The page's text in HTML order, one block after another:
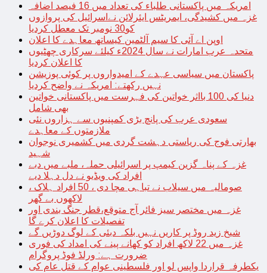
امریکہ میں پاکستانی طلباء کی تعداد میں 16 فیصد اضافہ
غزہ میں کشیدگی، ایمریٹس ایئرلائن نےاسرائیل کی پروازوں
کو30 نومبر تک معطل کردیا
اوپن اے آئی کا سیم آلٹمین کیساتھ معاہدے کا اعلان
متحدہ عرب امارات نے سال 2024ء کیلئے سرکاری چھٹیوں
کا اعلان کردیا
پاکستان میں سیاسی عہدے کے امیدواروں پر کوئی پوزیشن
نہیں رکھتے: امریکہ نے واضح کردیا
دنیا کی 100 بااثر خواتین کی فہرست میں پاکستانی خواتین
بھی شامل
سعودی عرب کی پانچ بڑی کمپنیوں سے ہزاروں نئی
ملازمتوں کے معاہدے
بھارتی فوج کی ریاستی دہشت گردی میں کشمیری نوجوان
شہید
غزہ کے پناہ گزین کیمپ پر اسرائیلی حملہ، ملبے میں دبے
افراد کی ویڈیو نے دل دہلا دیے
صومالیہ میں سیلاب نے تباہی مچا دی ، 50 افراد ہلاک ،
لاکھوں بے گھر
غزہ میں مختصر سیز فائر آج متوقع،قطر جنگ بندی اور
تفصیلات کا اعلان کرے گا
شیخ زید روڈ پر کاریں نہیں بلکہ دبئی کے لوگ دوڑیں گے
غزہ میں 22 لاکھ افراد کو کھانے پینے کی امداد کی فوری
ضرورت ہے: ورلڈ فوڈ پروگرام
یکطرفہ قراردا واپس لو اور فلسطینی عوام کے قتل عام کی